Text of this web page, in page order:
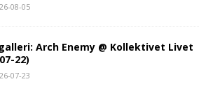
08-05
Arch Enemy @ Kollektivet Livet
22)
07-23